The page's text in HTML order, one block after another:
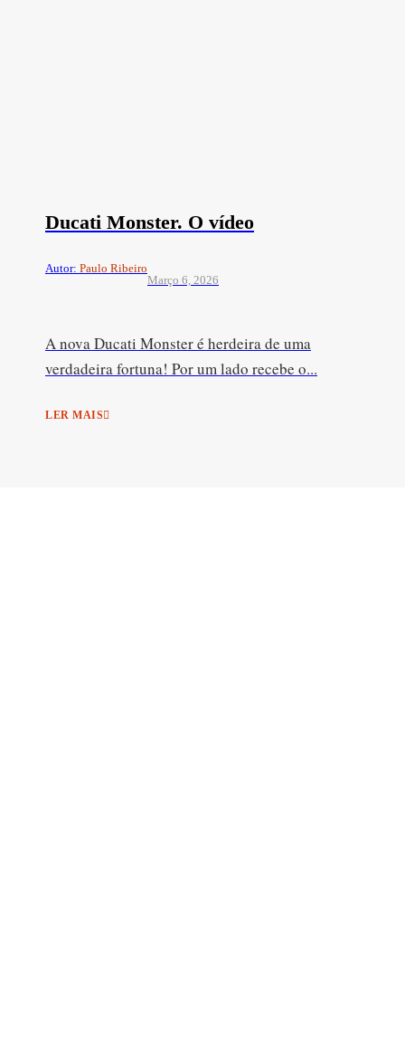
Ducati Monster. O vídeo
Autor: Paulo Ribeiro
Março 6, 2026
A nova Ducati Monster é herdeira de uma
verdadeira fortuna! Por um lado recebe o...
LER MAIS